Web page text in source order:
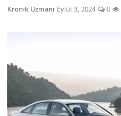
Kronik Uzmanı Eylül 3, 2024 0